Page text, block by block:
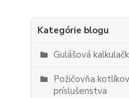
Kategórie blogu
Gulášová
Požičovňa
príslušenstva